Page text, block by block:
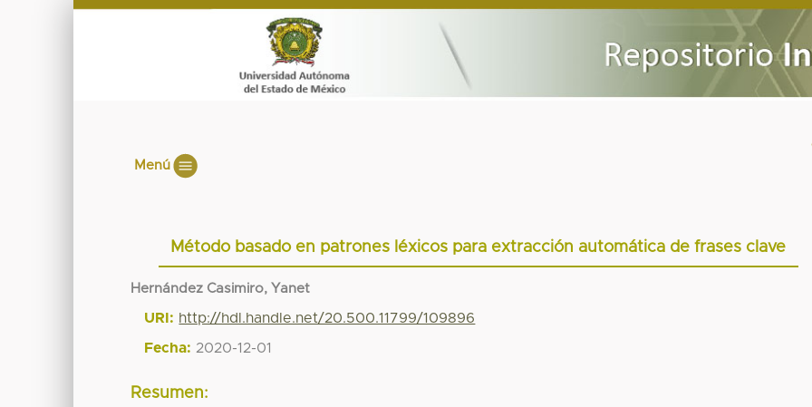
Menú
Método basado en patrones léxicos para extracción automática de frases clave
Hernández Casimiro, Yanet
URI: http://hdl.handle.net/20.500.11799/109896
Fecha: 2020-12-01
Resumen: